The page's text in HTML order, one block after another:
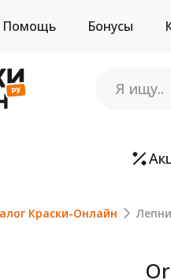
Помощь Бонусы
Краски-Онлайн